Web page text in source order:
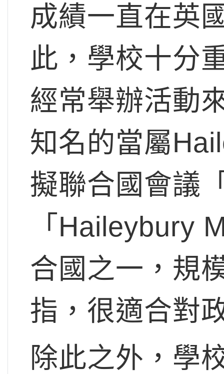
成績一直在英
此，學校十分
經常舉辦活動
知名的當屬
擬聯合國會議
「Haileybury
合國之一，規
指，很適合對
除此之外，學